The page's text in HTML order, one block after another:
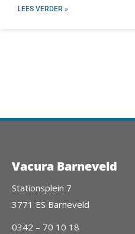
LEES VERDER »
Vacura Barneveld
Stationsplein 7
3771 ES Barneveld
0342 – 70 10 18